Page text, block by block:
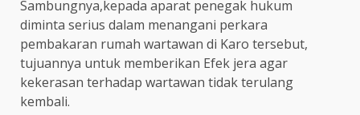
Sambungnya,kepada aparat penegak hukum
diminta serius dalam menangani perkara
pembakaran rumah wartawan di Karo tersebut,
tujuannya untuk memberikan Efek jera agar
kekerasan terhadap wartawan tidak terulang
kembali.